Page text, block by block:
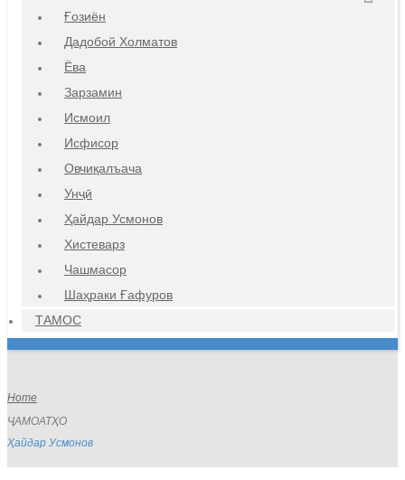
Ғозиён
Дадобой Холматов
Ёва
Зарзамин
Исмоил
Исфисор
Овчиқалъача
Унҷӣ
Ҳайдар Усмонов
Хистеварз
Чашмасор
Шаҳраки Ғафуров
ТАМОС
Home
ҶАМОАТҲО
Ҳайдар Усмонов